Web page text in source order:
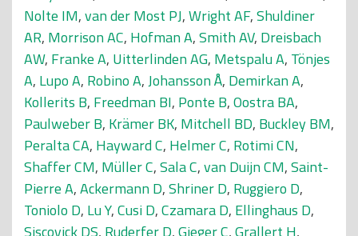
Nolte IM,van der Most PJ,Wright AF,Shuldiner
AR, Morrison AC, Hofman A,Smith AV, Dreisbach
AW, Franke A, Uitterlinden AG, Metspalu A, Tönjes
A, Lupo A, Robino A,Johansson Å, Demirkan A,
Kollerits B, Freedman BI, Ponte B,Oostra BA,
Paulweber B, Krämer BK, Mitchell BD, Buckley BM,
Peralta CA, Hayward C, Helmer C, Rotimi CN,
Shaffer CM, Müller C,Sala C,van Duijn CM,Saint-
Pierre A,Ackermann D,Shriner D, Ruggiero D,
Toniolo D, Lu Y,Cusi D,Czamara D, Ellinghaus D,
Siscovick DS, Ruderfer D,Gieger C,Grallert H,